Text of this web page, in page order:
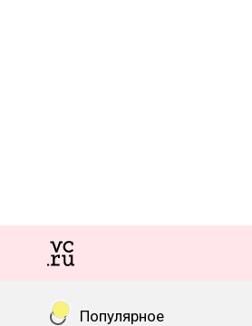
Популярное